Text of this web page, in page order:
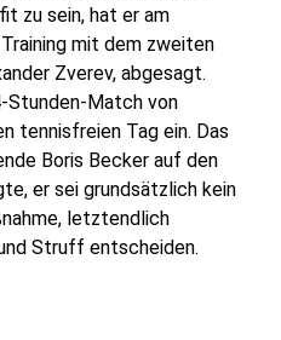
zu sein, hat er am
mit dem zweiten
Zverev, abgesagt.
Match von
tennisfreien Tag ein. Das
Boris Becker auf den
er sei grundsätzlich kein
letztendlich
Struff entscheiden.